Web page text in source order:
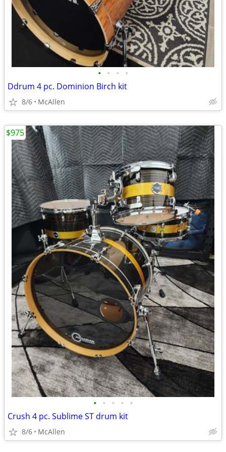
• • • •
Ddrum 4 pc. Dominion Birch kit
8/6 McAllen
• • • • •
Crush 4 pc. Sublime ST drum kit
8/6 McAllen
$975